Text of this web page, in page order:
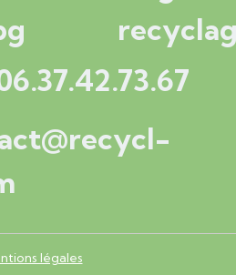
légales